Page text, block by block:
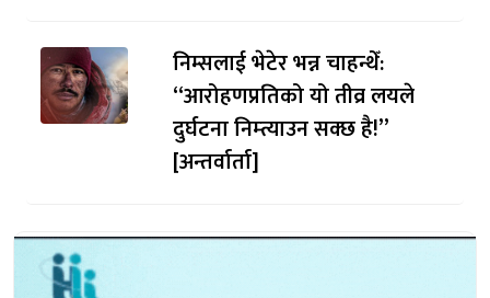
निम्सलाई भेटेर भन्न चाहन्थेँ:
“आरोहणप्रतिको यो तीव्र लयले
दुर्घटना निम्त्याउन सक्छ है!”
[अन्तर्वार्ता]